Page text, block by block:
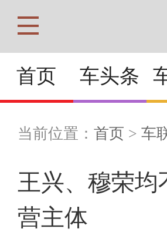
首页 车头条
当前位置： 首页 > 车
王兴、穆荣均
营主体